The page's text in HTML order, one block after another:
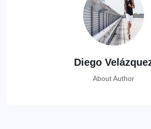
Diego
About Author